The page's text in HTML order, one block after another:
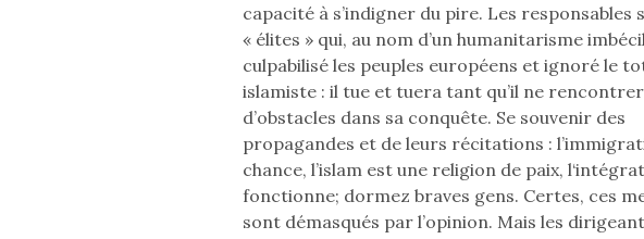
:
capacité à s’indigner du pire. Les responsables
« élites » qui, au nom d’un humanitarisme
culpabilisé les peuples européens et ignoré le
islamiste : il tue et tuera tant qu’il ne
d’obstacles dans sa conquête. Se souvenir des
propagandes et de leurs récitations :
chance, l’islam est une religion de paix,
fonctionne; dormez braves gens. Certes, ces
sont démasqués par l’opinion. Mais les